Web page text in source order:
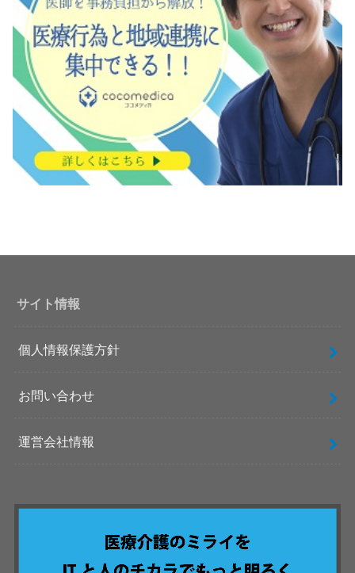
サイト情報
個人情報保護方針
お問い合わせ
運営会社情報